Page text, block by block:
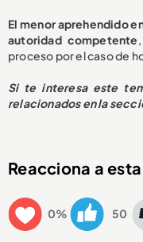
El menor aprehendido
autoridad competente
proceso por el caso de
Si te interesa este
relacionados en la
Reacciona a
0% 50